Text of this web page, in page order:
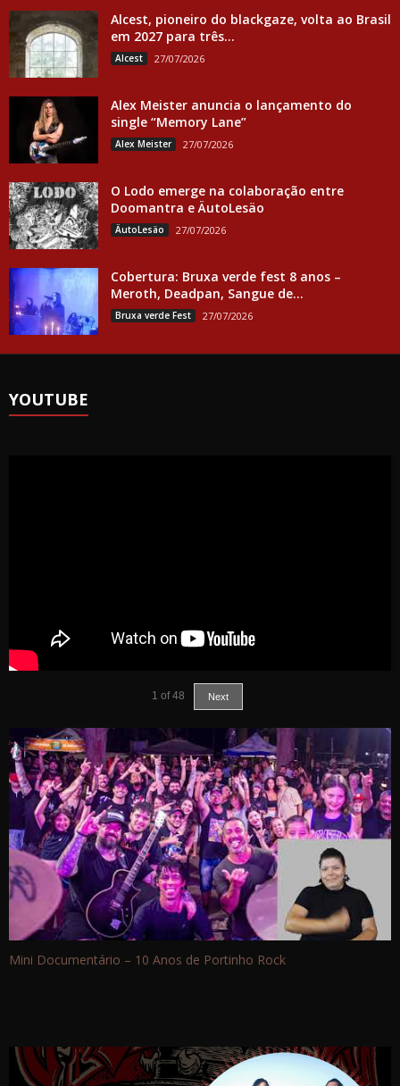
Alcest, pioneiro do blackgaze, volta ao Brasil
em 2027 para três...
Alcest 27/07/2026
Alex Meister anuncia o lançamento do
single “Memory Lane”
Alex Meister 27/07/2026
O Lodo emerge na colaboração entre
Doomantra e ÄutoLesäo
ÄutoLesäo 27/07/2026
Cobertura: Bruxa verde fest 8 anos –
Meroth, Deadpan, Sangue de...
Bruxa verde Fest 27/07/2026
YOUTUBE
1 of 48 Next
Mini Documentário – 10 Anos de Portinho Rock